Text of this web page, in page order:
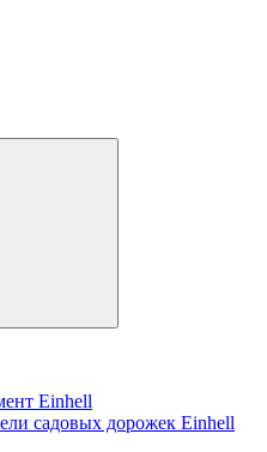
Einhell
садовых дорожек Einhell